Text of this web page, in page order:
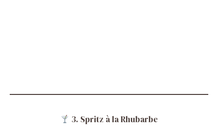
3. Spritz à la Rhubarbe